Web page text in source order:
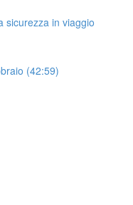
sicurezza in viaggio
(42:59)